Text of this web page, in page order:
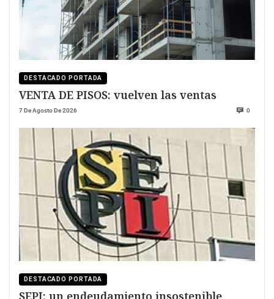
DESTACADO PORTADA
VENTA DE PISOS: vuelven las ventas
7 De Agosto De 2026 0
DESTACADO PORTADA
SEPI: un endeudamiento insostenible